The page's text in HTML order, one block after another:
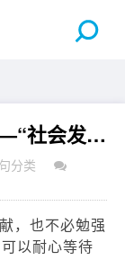
有关于科学的名言名句大全——“社会发展的标志”
分类
，也不必勉强
以耐心等待